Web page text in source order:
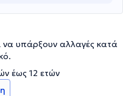
να υπάρξουν αλλαγές κατά
έως 12 ετών